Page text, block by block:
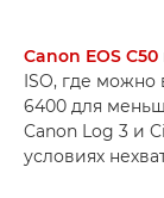
Canon EOS C50
ISO, где можно
6400 для
Canon Log 3 и
условиях